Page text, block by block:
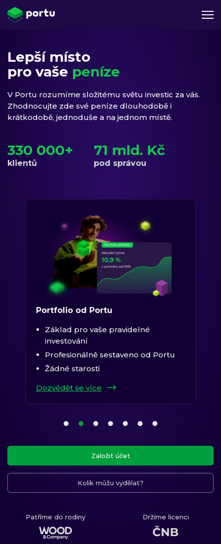
Lepší místo
pro vaše peníze
V Portu rozumíme složitému světu investic za vás.
Zhodnocujte zde své peníze dlouhodobě i
krátkodobě, jednoduše a na jednom místě.
330 000+
klientů
71 mld. Kč
pod správou
Portfolio od Portu
Základ pro vaše pravidelné
investování
Profesionálně sestaveno od Portu
Žádné starosti
Dozvědět se více
1. položka karuselu
2. položka karuselu
(aktuální položka)
3. položka karuselu
4. položka karuselu
5. položka karuselu
6. položka karuselu
7. položka karuselu
Založit účet
Kolik můžu vydělat?
Patříme do rodiny Držíme licenci